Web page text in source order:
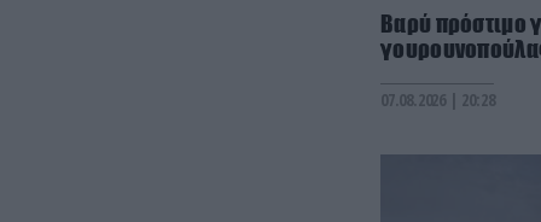
Βαρύ πρόστιμο
07.08.2026 | 20:28